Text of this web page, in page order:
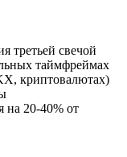
третьей свечой
таймфреймах
криптовалютах)
на 20-40% от